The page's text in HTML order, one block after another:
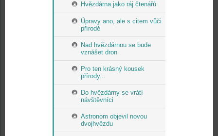
Hvězdárna jako ráj čtenářů
Úpravy ano, ale s citem vůči
přírodě
Nad hvězdárnou se bude
vznášet dron
Pro ten krásný kousek
přírody...
Do hvězdárny se vrátí
návštěvníci
Astronom objevil novou
dvojhvězdu